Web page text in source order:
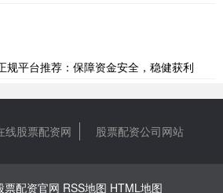
规平台推荐：保障资金安全，稳健获利
线股票配资网 股票配资公司网站
票配资官网 RSS地图 HTML地图